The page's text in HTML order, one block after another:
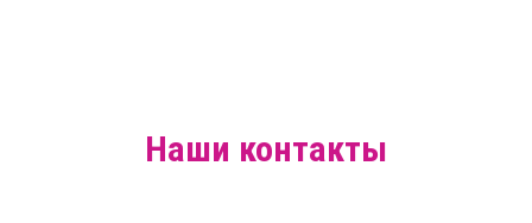
Наши контакты